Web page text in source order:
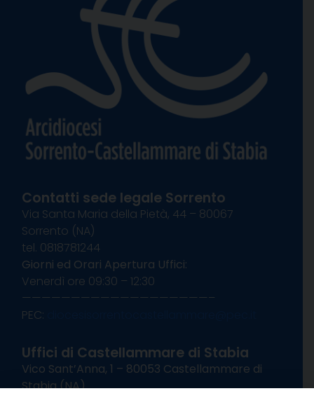
Contatti sede legale Sorrento
Via Santa Maria della Pietà, 44 – 80067
Sorrento (NA)
tel. 0818781244
Giorni ed Orari Apertura Uffici:
Venerdì ore 09:30 – 12:30
———————————————————–
PEC:
Uffici di Castellammare di Stabia
Vico Sant’Anna, 1 – 80053 Castellammare di
Stabia (NA)